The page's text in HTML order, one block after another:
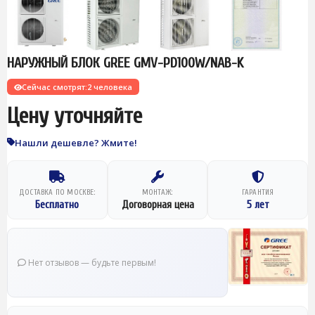
НАРУЖНЫЙ БЛОК GREE GMV-PD100W/NAB-K
Сейчас смотрят:2 человека
Цену уточняйте
Нашли дешевле? Жмите!
ДОСТАВКА ПО МОСКВЕ:
Бесплатно
МОНТАЖ:
Договорная цена
ГАРАНТИЯ
5 лет
Нет отзывов — будьте первым!